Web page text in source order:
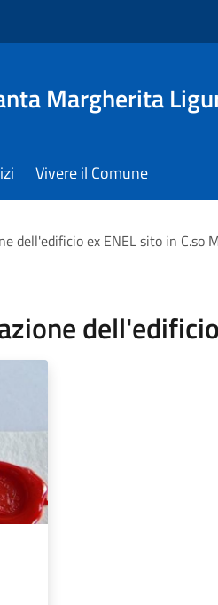
Margherita
Vivere il Comune
dell'edificio ex ENEL sito in C.so